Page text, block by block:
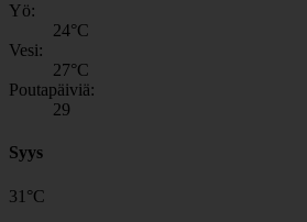
Yö:
24°C
Vesi:
27°C
Poutapäiviä:
29
Syys
31 °C